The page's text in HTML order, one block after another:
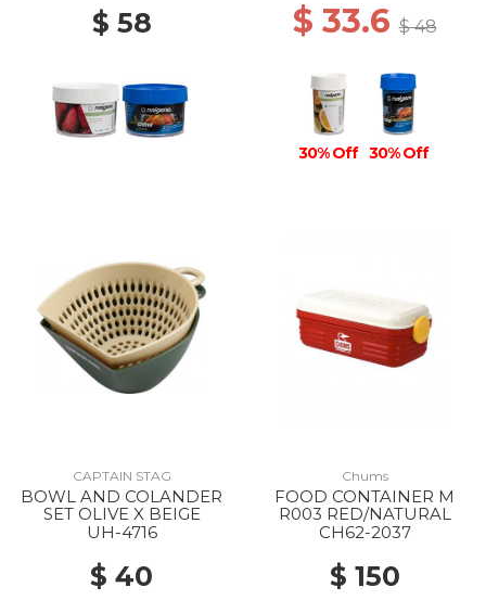
$ 58 $ 33.6$ 48
30% Off 30% Off
CAPTAIN STAG
BOWL AND COLANDER
SET OLIVE X BEIGE
UH-4716
$ 40
Chums
FOOD CONTAINER M
R003 RED/NATURAL
CH62-2037
$ 150